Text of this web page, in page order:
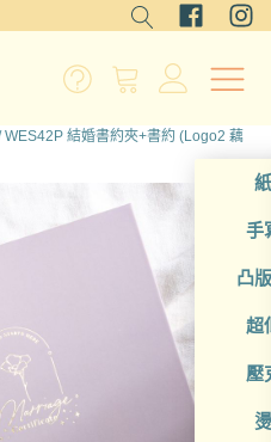
手
凸
超
壓
結婚書約夾+書約 (Logo2 藕